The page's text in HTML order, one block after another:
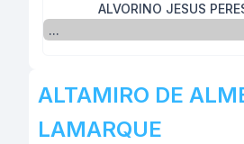
ALVORINO JESUS
...
ALTAMIRO DE
LAMARQUE